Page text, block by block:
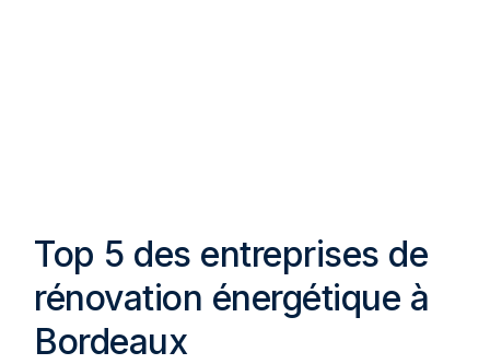
Top 5 des entreprises de
rénovation énergétique à
Bordeaux